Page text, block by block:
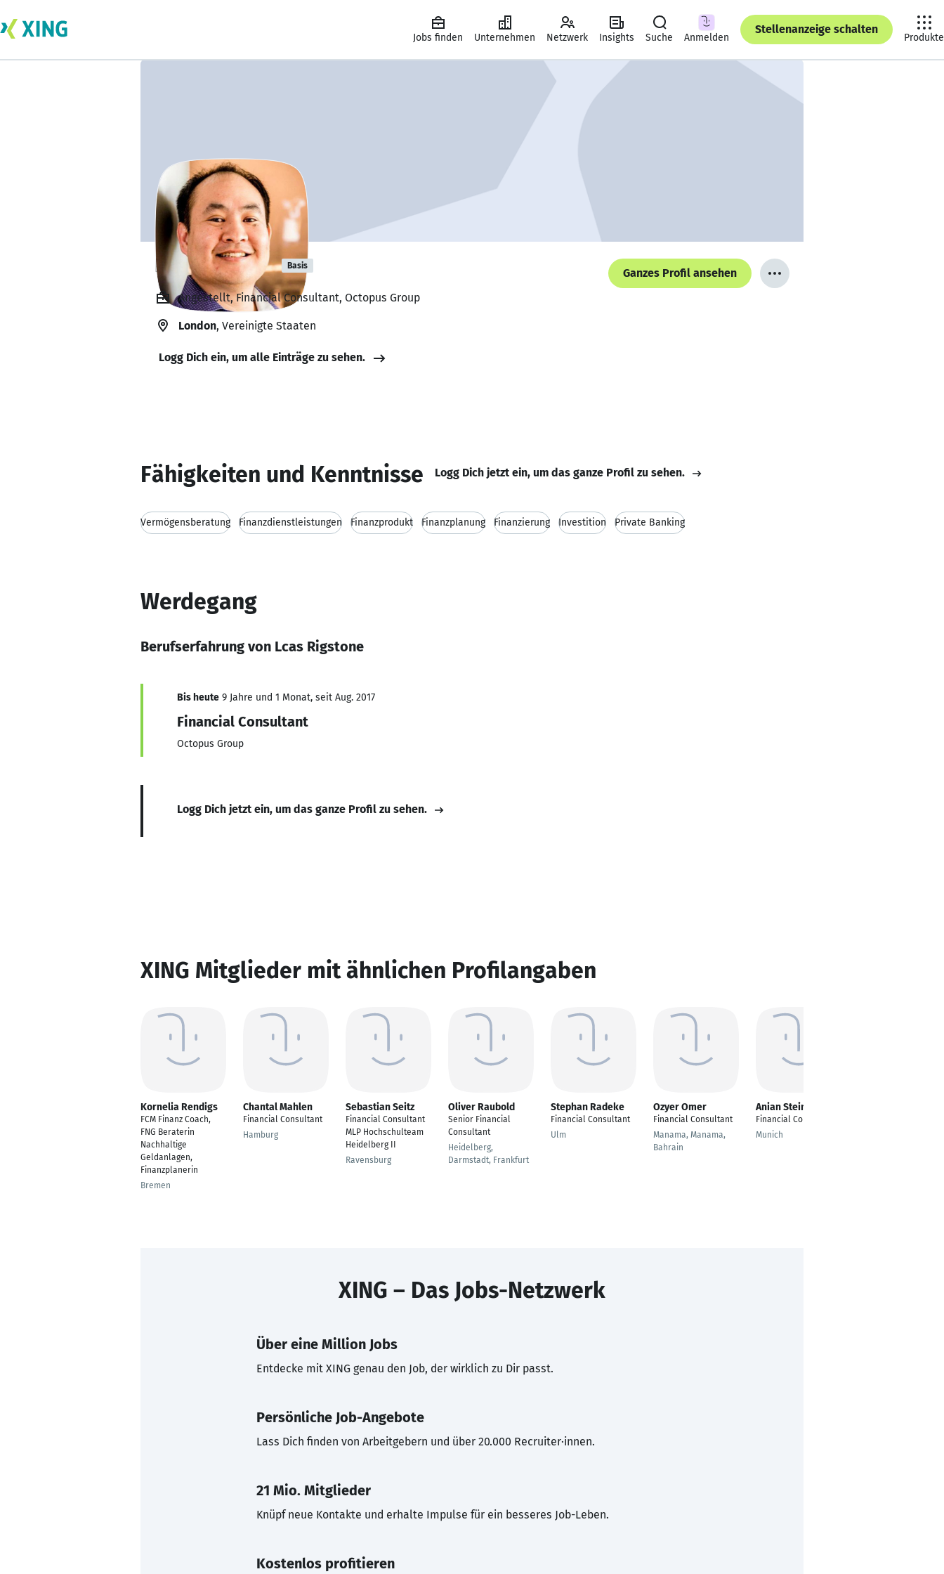
Jobs finden Unternehmen Netzwerk Insights Suche Anmelden
Stellenanzeige schalten
Produkte
Lcas Rigstone Basis
Ganzes Profil ansehen
Angestellt, Financial Consultant, Octopus Group
London, Vereinigte Staaten
Logg Dich ein, um alle Einträge zu sehen.
Fähigkeiten und Kenntnisse Logg Dich jetzt ein, um das ganze Profil zu sehen.
Vermögensberatung Finanzdienstleistungen Finanzprodukt Finanzplanung Finanzierung Investition Private Banking
Werdegang
Berufserfahrung von Lcas Rigstone
Bis heute 9 Jahre und 1 Monat, seit Aug. 2017
Financial Consultant
Octopus Group
Logg Dich jetzt ein, um das ganze Profil zu sehen.
XING Mitglieder mit ähnlichen Profilangaben
Kornelia Rendigs
FCM Finanz Coach,
FNG Beraterin
Nachhaltige
Geldanlagen,
Finanzplanerin
Bremen
Chantal Mahlen
Financial Consultant
Hamburg
Sebastian Seitz
Financial Consultant
MLP Hochschulteam
Heidelberg II
Ravensburg
Oliver Raubold
Senior Financial
Consultant
Heidelberg,
Darmstadt, Frankfurt
Stephan Radeke
Financial Consultant
Ulm
Ozyer Omer
Financial Consultant
Manama, Manama,
Bahrain
Anian Steiner
Financial Consultant
Munich
XING – Das Jobs-Netzwerk
Über eine Million Jobs
Entdecke mit XING genau den Job, der wirklich zu Dir passt.
Persönliche Job-Angebote
Lass Dich finden von Arbeitgebern und über 20.000 Recruiter·innen.
21 Mio. Mitglieder
Knüpf neue Kontakte und erhalte Impulse für ein besseres Job-Leben.
Kostenlos profitieren